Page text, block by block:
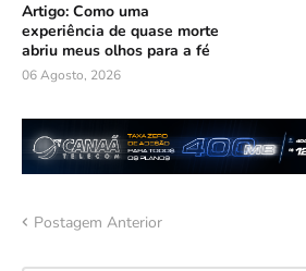
Artigo: Como uma
experiência de quase morte
abriu meus olhos para a fé
06 Agosto, 2026
Postagem Anterior